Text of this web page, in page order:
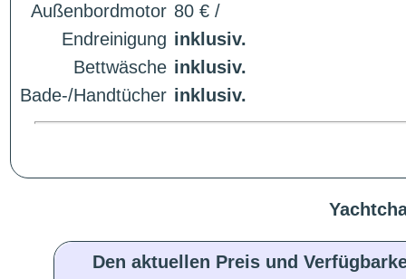
Außenbordmotor 80 € /
Endreinigung inklusiv.
Bettwäsche inklusiv.
Bade-/Handtücher inklusiv.
Den aktuellen Preis und